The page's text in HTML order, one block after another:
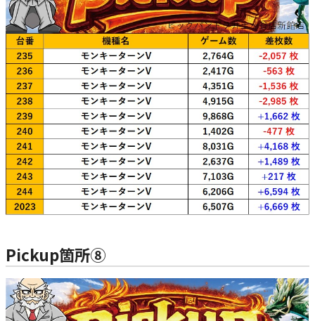
Pickup箇所⑧